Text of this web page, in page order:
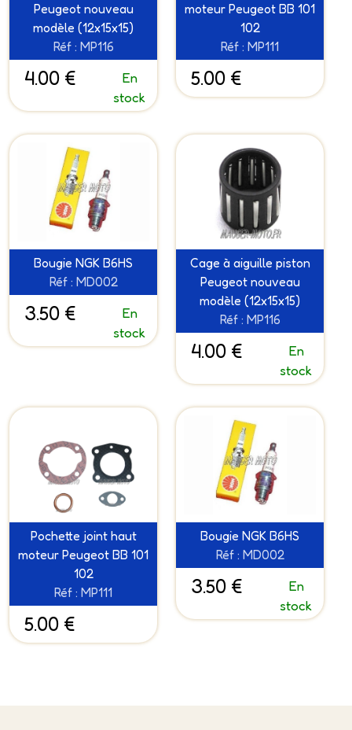
Peugeot nouveau
modèle (12x15x15)
Réf : MP116
4.00 €
En
stock
moteur Peugeot BB 101
102
Réf : MP111
5.00 €
Bougie NGK B6HS
Réf : MD002
3.50 €
En
stock
Cage à aiguille piston
Peugeot nouveau
modèle (12x15x15)
Réf : MP116
4.00 €
En
stock
Pochette joint haut
moteur Peugeot BB 101
102
Réf : MP111
5.00 €
Bougie NGK B6HS
Réf : MD002
3.50 €
En
stock